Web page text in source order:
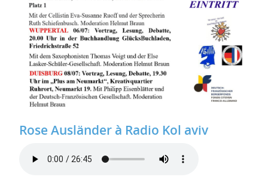
Rose Ausländer à Radio Kol aviv